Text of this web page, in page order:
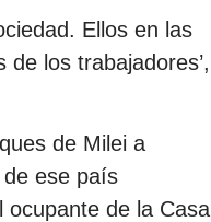
Ellos en las
los trabajadores’,
de Milei a
ese país
ocupante de la Casa